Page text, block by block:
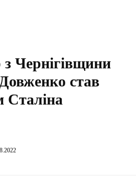
Чернігівщини
став
Сталіна